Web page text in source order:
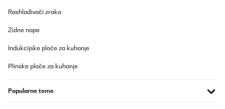
Rashlađivači zraka
Zidne nape
Indukcijske ploče za kuhanje
Plinske ploče za kuhanje
Popularne teme